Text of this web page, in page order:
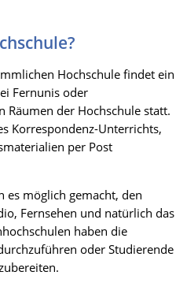
Hochschule findet ein
Fernunis oder
Räumen der Hochschule statt.
Korrespondenz-Unterrichts,
per Post
es möglich gemacht, den
Fernsehen und natürlich das
haben die
oder Studierende